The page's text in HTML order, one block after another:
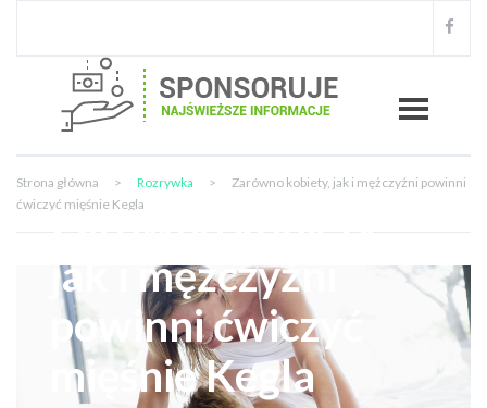
Strona główna > Rozrywka >
Zarówno kobiety, jak i mężczyźni powinni
ćwiczyć mięśnie Kegla
Zarówno kobiety,
jak i mężczyźni
powinni ćwiczyć
mięśnie Kegla